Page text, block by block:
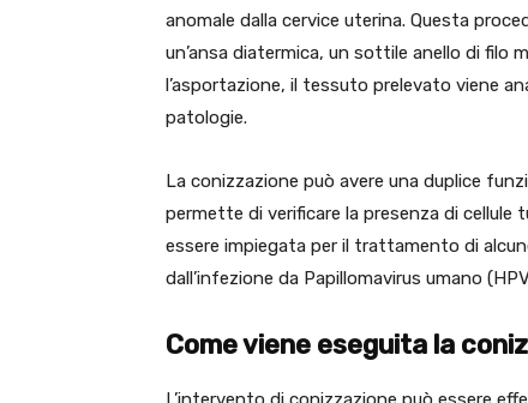
anomale dalla cervice uterina. Questa
un’ansa diatermica, un sottile anello di filo
l’asportazione, il tessuto prelevato viene
patologie.
La conizzazione può avere una duplice
permette di verificare la presenza di cellule
essere impiegata per il trattamento di
dall’infezione da Papillomavirus umano
Come viene eseguita la